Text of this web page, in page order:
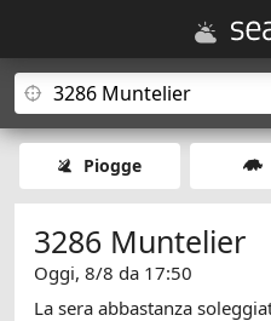
Piogge
3286 Muntelier
Oggi, 8/8 da 17:50
La sera abbastanza